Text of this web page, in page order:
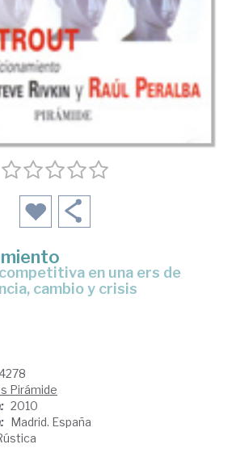
cambio y crisis
Pirámide
2010
Madrid. España